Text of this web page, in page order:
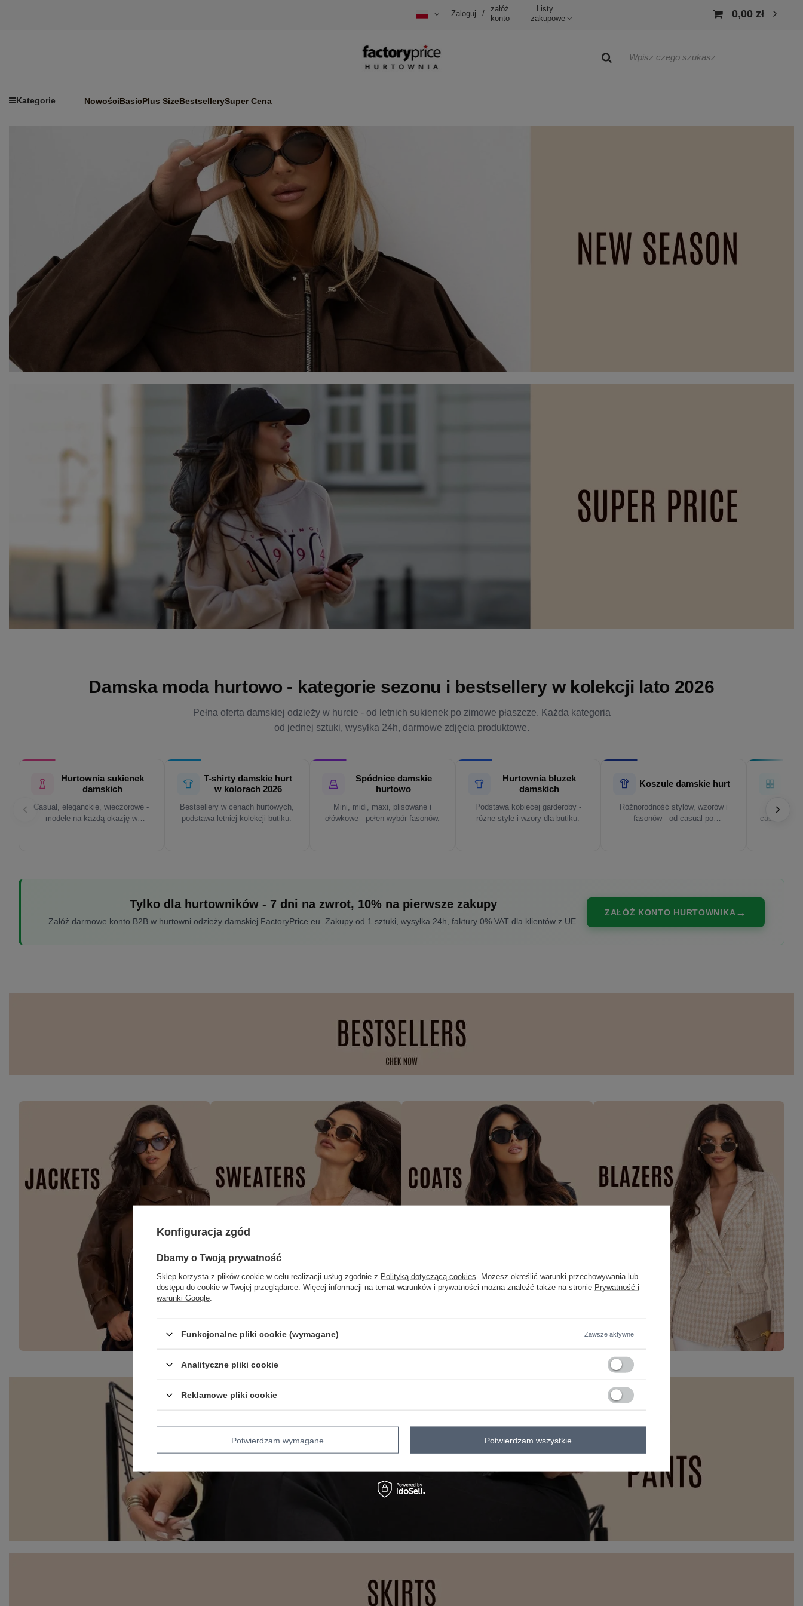
Zaloguj /
załóż
konto
Listy
zakupowe
0,00 zł
Kategorie NowościBasicPlus SizeBestsellerySuper Cena
Damska moda hurtowo - kategorie sezonu i bestsellery w kolekcji lato 2026
Pełna oferta damskiej odzieży w hurcie - od letnich sukienek po zimowe płaszcze. Każda kategoria
od jednej sztuki, wysyłka 24h, darmowe zdjęcia produktowe.
Hurtownia sukienek
damskich
Casual, eleganckie, wieczorowe -
modele na każdą okazję w
T-shirty damskie hurt
w kolorach 2026
Bestsellery w cenach hurtowych,
podstawa letniej kolekcji butiku.
Spódnice damskie
hurtowo
Mini, midi, maxi, plisowane i
ołówkowe - pełen wybór fasonów.
Hurtownia bluzek
damskich
Podstawa kobiecej garderoby -
różne style i wzory dla butiku.
Koszule damskie hurt
Różnorodność stylów, wzorów i
fasonów - od casual po
casualowe,
Tylko dla hurtowników - 7 dni na zwrot, 10% na pierwsze zakupy
Załóż darmowe konto B2B w hurtowni odzieży damskiej FactoryPrice.eu. Zakupy od 1 sztuki, wysyłka 24h, faktury 0% VAT dla klientów z UE.
ZAŁÓŻ KONTO HURTOWNIKA
Konfiguracja zgód
Dbamy o Twoją prywatność
Sklep korzysta z plików cookie w celu realizacji usług zgodnie z Polityką dotyczącą cookies . Możesz określić warunki przechowywania lub
dostępu do cookie w Twojej przeglądarce. Więcej informacji na temat warunków i prywatności można znaleźć także na stronie Prywatność i
warunki Google
Funkcjonalne pliki cookie (wymagane) Zawsze aktywne
Analityczne pliki cookie
Reklamowe pliki cookie
Potwierdzam wymagane Potwierdzam wszystkie